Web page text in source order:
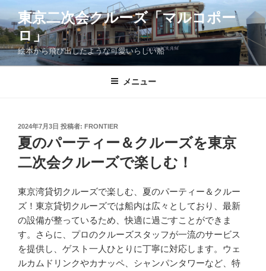
ン
テ
ン
ツ
東京二次会クルーズ「マルコポー
ロ」
絵本から飛び出したような可愛いらしい船
メニュー
投
稿
日:
2024年7月3日 投稿者: FRONTIER
夏のパーティー＆クルーズを東京
二次会クルーズで楽しむ！
東京湾貸切クルーズで楽しむ、夏のパーティー＆クルー
ズ！東京貸切クルーズでは船内は広々としており、最新
の設備が整っているため、快適に過ごすことができま
す。さらに、プロのクルーズスタッフが一流のサービス
を提供し、ゲスト一人ひとりに丁寧に対応します。ウェ
ルカムドリンクやカナッペ、シャンパンタワーなど、特